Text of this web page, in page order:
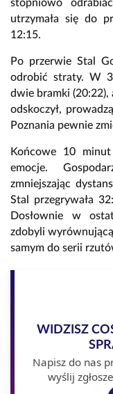
stopniowo
utrzymała się do
12:15.
Po przerwie Stal
odrobić straty. W
dwie bramki
odskoczył,
Poznania pewnie
Końcowe 10 minut
emocje.
zmniejszając
Stal przegrywała
Dosłownie w
zdobyli
samym do serii
WIDZISZ
Napisz do nas
wyślij